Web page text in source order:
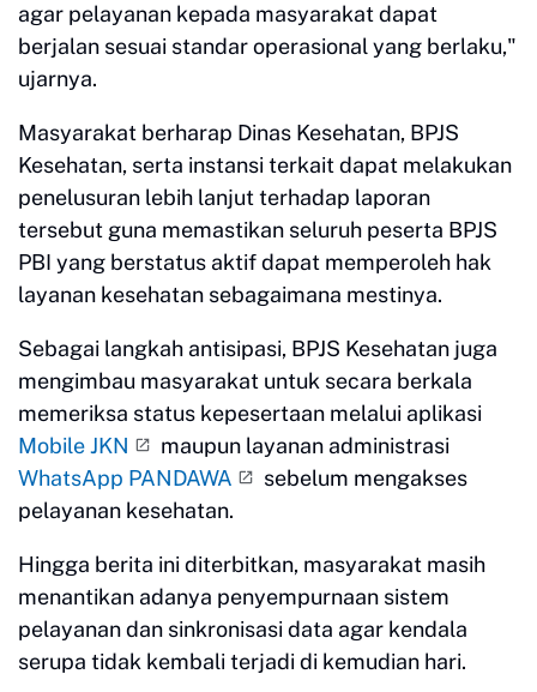
agar pelayanan kepada masyarakat dapat
berjalan sesuai standar operasional yang berlaku,"
ujarnya.
Masyarakat berharap Dinas Kesehatan, BPJS
Kesehatan, serta instansi terkait dapat melakukan
penelusuran lebih lanjut terhadap laporan
tersebut guna memastikan seluruh peserta BPJS
PBI yang berstatus aktif dapat memperoleh hak
layanan kesehatan sebagaimana mestinya.
Sebagai langkah antisipasi, BPJS Kesehatan juga
mengimbau masyarakat untuk secara berkala
memeriksa status kepesertaan melalui aplikasi
Mobile JKN
maupun layanan administrasi
WhatsApp PANDAWA
sebelum mengakses
pelayanan kesehatan.
Hingga berita ini diterbitkan, masyarakat masih
menantikan adanya penyempurnaan sistem
pelayanan dan sinkronisasi data agar kendala
serupa tidak kembali terjadi di kemudian hari.